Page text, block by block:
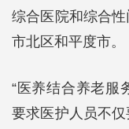
综合医院和综合性
市北区和平度市。
“医养结合养老服
要求医护人员不